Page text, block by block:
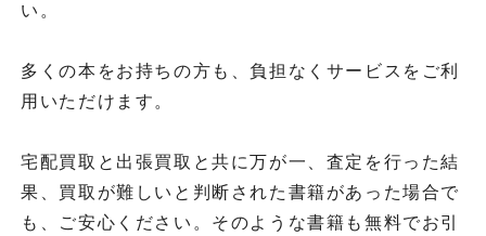
い。
多くの本をお持ちの方も、負担なくサービスをご利
用いただけます。
宅配買取と出張買取と共に万が一、査定を行った結
果、買取が難しいと判断された書籍があった場合で
も、ご安心ください。そのような書籍も無料でお引